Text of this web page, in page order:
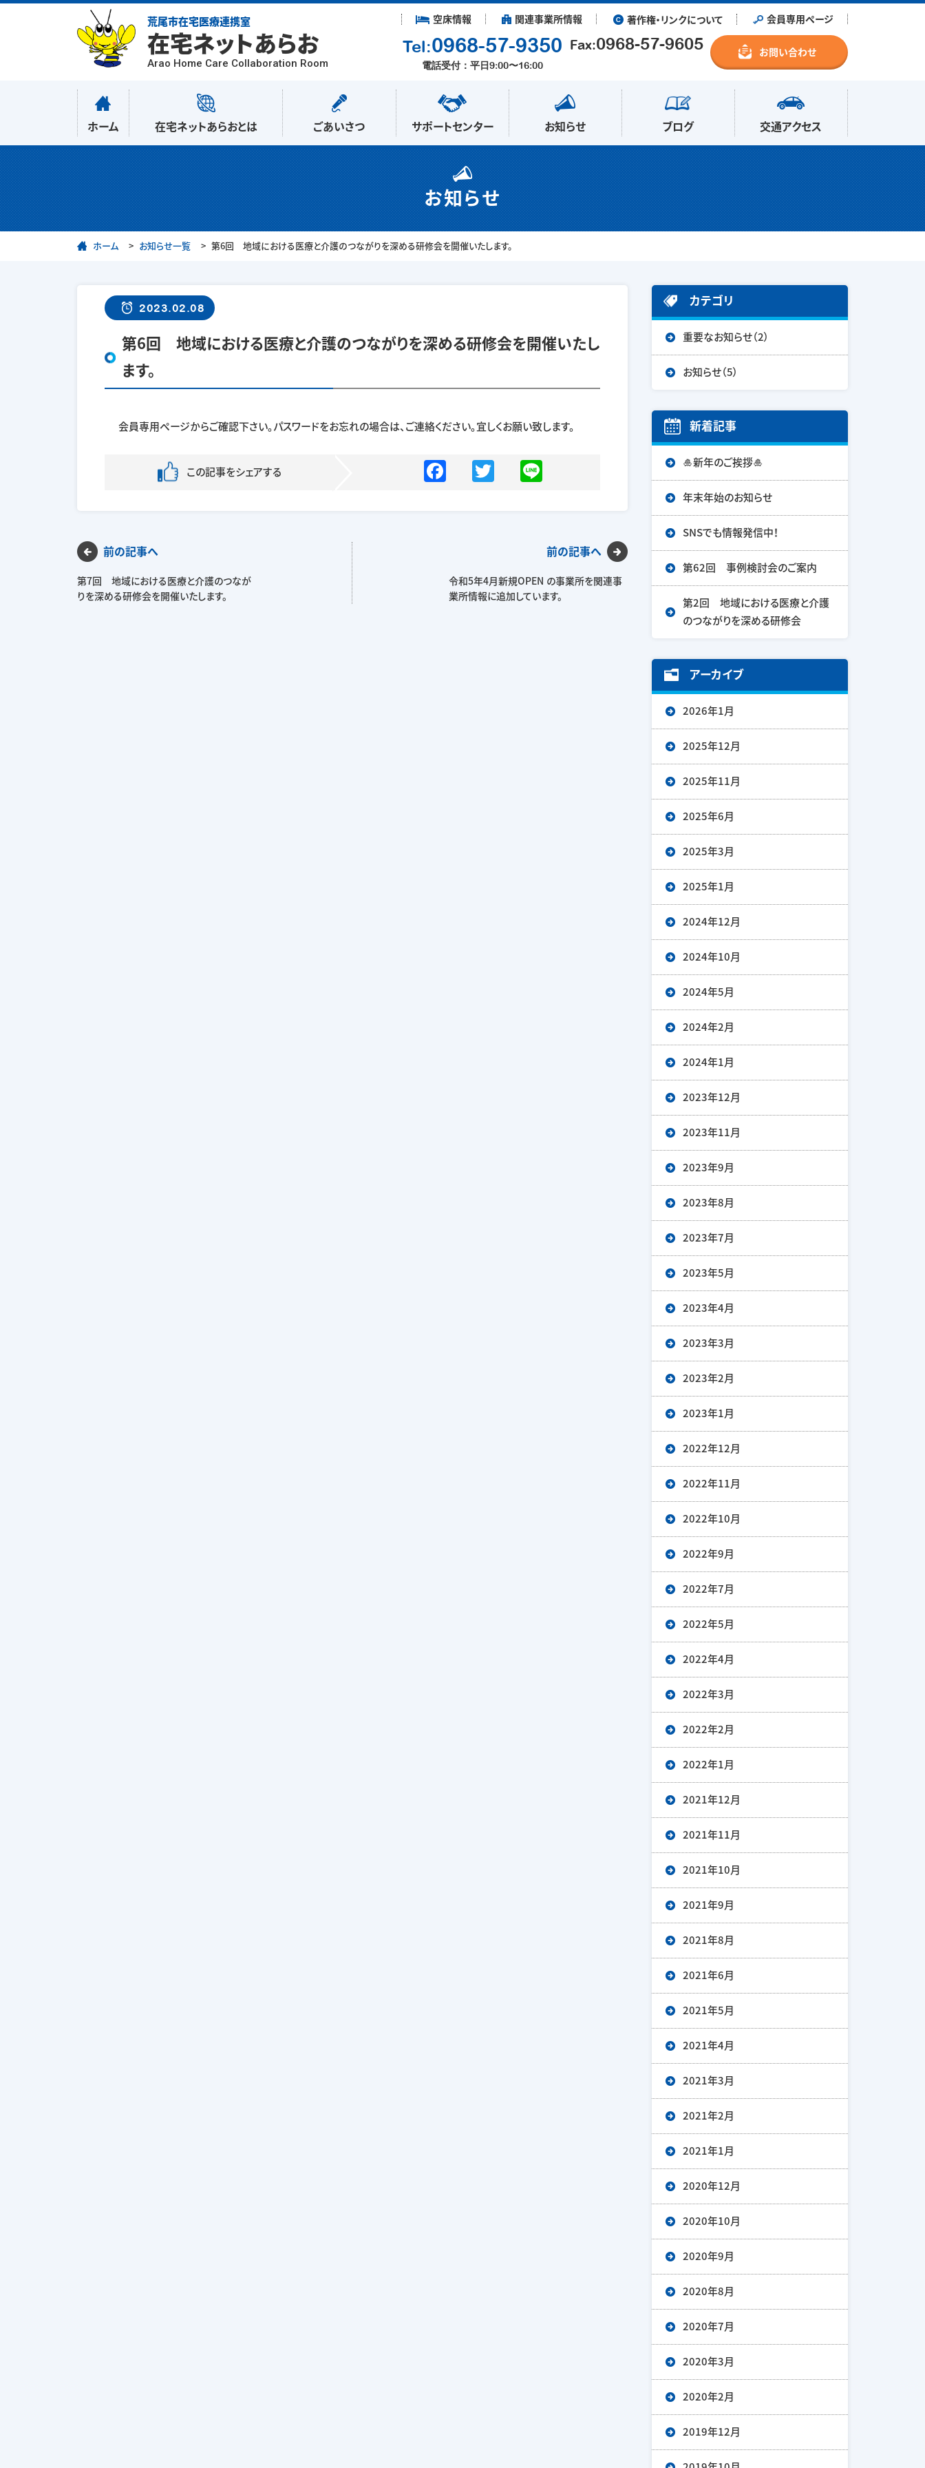
荒尾市在宅医療連携室
在宅ネットあらお
Arao Home Care Collaboration Room
空床情報 関連事業所情報 著作権・リンクについて 会員専用ページ
Tel:0968-57-9350
電話受付：平日9:00〜16:00
Fax:0968-57-9605 お問い合わせ
ホーム 在宅ネットあらおとは ごあいさつ サポートセンター お知らせ ブログ 交通アクセス
お知らせ
ホーム お知らせ一覧 第6回 地域における医療と介護のつながりを深める研修会を開催いたします。
2023.02.08
第6回 地域における医療と介護のつながりを深める研修会を開催いたし
ます。
会員専用ページからご確認下さい。パスワードをお忘れの場合は、ご連絡ください。宜しくお願い致します。
この記事をシェアする
c
o
o
itt
e
前の記事へ
第7回 地域における医療と介護のつなが
りを深める研修会を開催いたします。
前の記事へ
令和5年4月新規OPEN の事業所を関連事
業所情報に追加しています。
カテゴリ
重要なお知らせ（2）
お知らせ（5）
新着記事
🎍新年のご挨拶🎍
年末年始のお知らせ
SNSでも情報発信中！
第62回 事例検討会のご案内
第2回 地域における医療と介護
のつながりを深める研修会
アーカイブ
2026年1月
2025年12月
2025年11月
2025年6月
2025年3月
2025年1月
2024年12月
2024年10月
2024年5月
2024年2月
2024年1月
2023年12月
2023年11月
2023年9月
2023年8月
2023年7月
2023年5月
2023年4月
2023年3月
2023年2月
2023年1月
2022年12月
2022年11月
2022年10月
2022年9月
2022年7月
2022年5月
2022年4月
2022年3月
2022年2月
2022年1月
2021年12月
2021年11月
2021年10月
2021年9月
2021年8月
2021年6月
2021年5月
2021年4月
2021年3月
2021年2月
2021年1月
2020年12月
2020年10月
2020年9月
2020年8月
2020年7月
2020年3月
2020年2月
2019年12月